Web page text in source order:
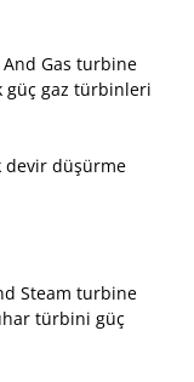
And Gas turbine
güç gaz türbinleri
devir düşürme
Steam turbine
türbini güç